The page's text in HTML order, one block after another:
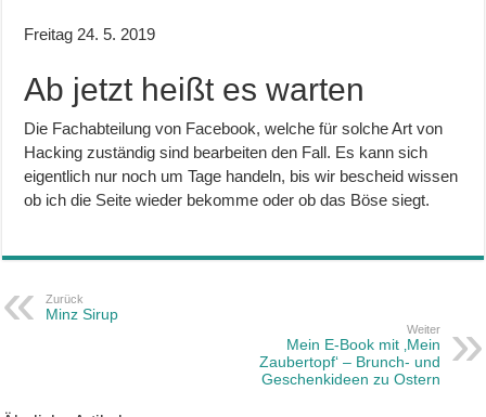
Freitag 24. 5. 2019
Ab jetzt heißt es warten
Die Fachabteilung von Facebook, welche für solche Art von
Hacking zuständig sind bearbeiten den Fall. Es kann sich
eigentlich nur noch um Tage handeln, bis wir bescheid wissen
ob ich die Seite wieder bekomme oder ob das Böse siegt.
Zurück
Minz Sirup
Weiter
Mein E-Book mit ‚Mein
Zaubertopf‘ – Brunch- und
Geschenkideen zu Ostern